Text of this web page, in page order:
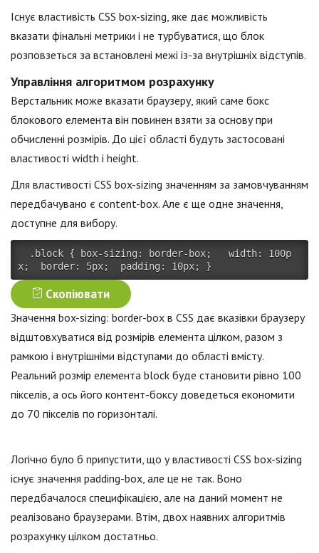
Існує властивість CSS box-sizing, яке дає можливість
вказати фінальні метрики і не турбуватися, що блок
розповзеться за встановлені межі із-за внутрішніх відступів.
Управління алгоритмом розрахунку
Верстальник може вказати браузеру, який саме бокс
блокового елемента він повинен взяти за основу при
обчисленні розмірів. До цієї області будуть застосовані
властивості width і height.
Для властивості CSS box-sizing значенням за замовчуванням
передбачувано є content-box. Але є ще одне значення,
доступне для вибору.
.block { box-sizing : border-box; width :
100p
x; border: 5px; padding : 10px; }
Скопіювати
Значення box-sizing: border-box в CSS дає вказівки браузеру
відштовхуватися від розмірів елемента цілком, разом з
рамкою і внутрішніми відступами до області вмісту.
Реальний розмір елемента block буде становити рівно 100
пікселів, а ось його контент-боксу доведеться економити
до 70 пікселів по горизонталі.
Логічно було б припустити, що у властивості CSS box-sizing
існує значення padding-box, але це не так. Воно
передбачалося специфікацією, але на даний момент не
реалізовано браузерами. Втім, двох наявних алгоритмів
розрахунку цілком достатньо.